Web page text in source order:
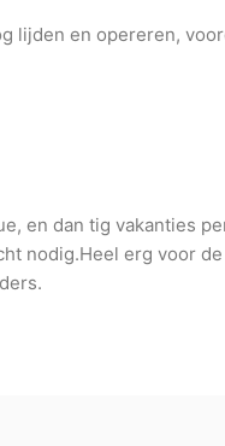
lijden en opereren,
en dan tig vakanties
nodig.Heel erg voor